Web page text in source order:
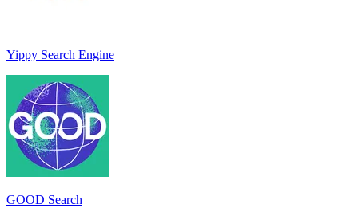
Yippy Search Engine
GOOD Search